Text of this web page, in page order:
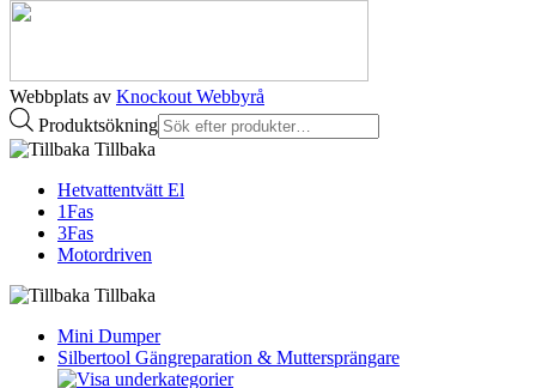
Webbplats av Knockout Webbyrå
Produktsökning
Tillbaka
Hetvattentvätt El
1Fas
3Fas
Motordriven
Tillbaka
Mini Dumper
Silbertool Gängreparation & Muttersprängare